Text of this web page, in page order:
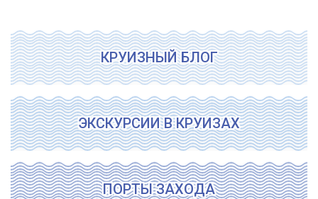
КРУИЗНЫЙ БЛОГ
ЭКСКУРСИИ В КРУИЗАХ
ПОРТЫ ЗАХОДА